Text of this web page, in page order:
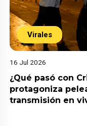
Virales
16 Jul 2026
¿Qué pasó con
protagoniza
transmisión en